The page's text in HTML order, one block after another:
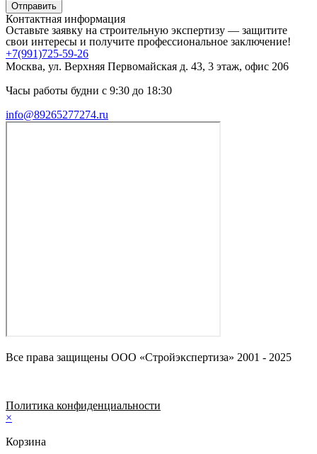
Отправить
Контактная информация
Оставьте заявку на строительную экспертизу — защитите
свои интересы и получите профессиональное заключение!
+7(991)725-59-26
Москва, ул. Верхняя Первомайская д. 43, 3 этаж, офис 206
Часы работы будни с 9:30 до 18:30
info@89265277274.ru
Все права защищены ООО «Стройэкспертиза» 2001 - 2025
Политика конфиденциальности
×
Корзина